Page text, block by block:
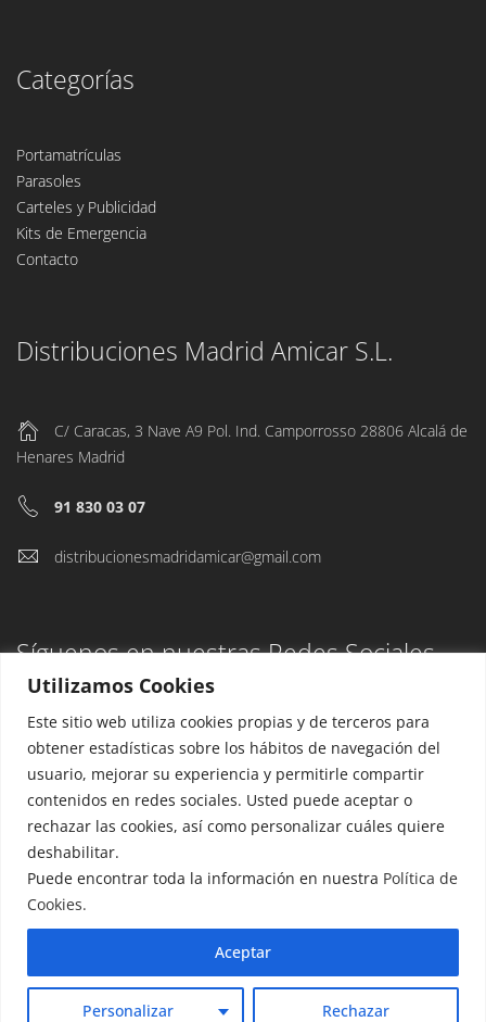
Utilizamos Cookies
Este sitio web utiliza cookies propias y de terceros para
obtener estadísticas sobre los hábitos de navegación del
usuario, mejorar su experiencia y permitirle compartir
contenidos en redes sociales. Usted puede aceptar o
rechazar las cookies, así como personalizar cuáles quiere
deshabilitar.
Puede encontrar toda la información en nuestra Política de
Cookies.
Personalizar Rechazar
Aceptar
Categorías
Portamatrículas
Parasoles
Carteles y Publicidad
Kits de Emergencia
Contacto
Distribuciones Madrid Amicar S.L.
C/ Caracas, 3 Nave A9 Pol. Ind. Camporrosso 28806 Alcalá de
Henares Madrid
91 830 03 07
distribucionesmadridamicar@gmail.com
Síguenos en nuestras Redes Sociales
Aviso Legal
Política de privacidad